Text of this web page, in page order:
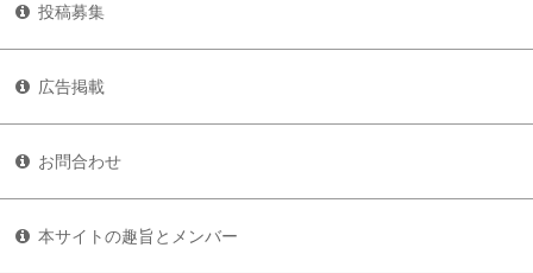
投稿募集
広告掲載
お問合わせ
本サイトの趣旨とメンバー